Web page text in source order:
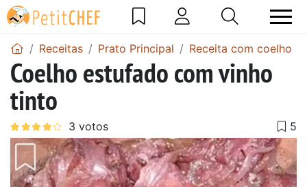
Receitas Prato Principal Receita com coelho
Coelho estufado com vinho
tinto